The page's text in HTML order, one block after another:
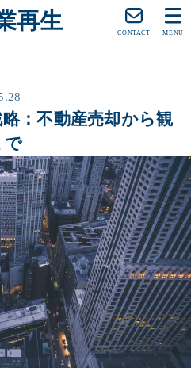
再生 CONTACT MENU
：不動産売却から観
で